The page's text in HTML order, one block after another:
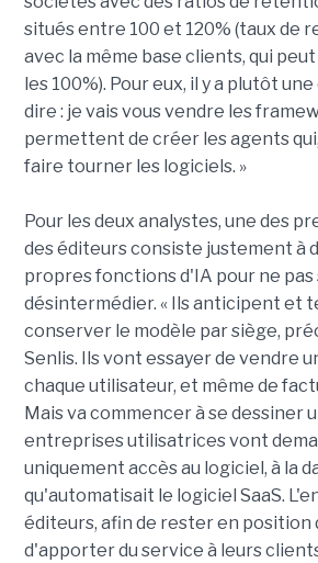
situés entre 100 et 120% (taux de
avec la même base clients, qui
les 100%). Pour eux, il y a plutôt
dire : je vais vous vendre les
permettent de créer les agents
faire tourner les logiciels. »
Pour les deux analystes, une des
des éditeurs consiste justement à
propres fonctions d'IA pour ne pas
désintermédier. « Ils anticipent et
conserver le modèle par siège,
Senlis. Ils vont essayer de vendre
chaque utilisateur, et même de
Mais va commencer à se dessiner
entreprises utilisatrices vont
uniquement accès au logiciel, à la
qu'automatisait le logiciel SaaS.
éditeurs, afin de rester en position
d'apporter du service à leurs